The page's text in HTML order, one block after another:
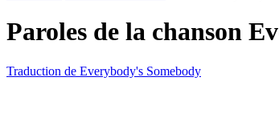
Paroles de la chanson
Traduction de Everybody's Somebody